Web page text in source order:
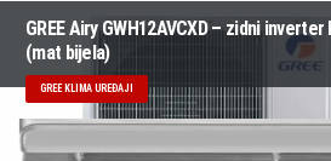
GREE Airy GWH12AVCXD – zidni
(mat bijela)
GREE KLIMA UREĐAJI